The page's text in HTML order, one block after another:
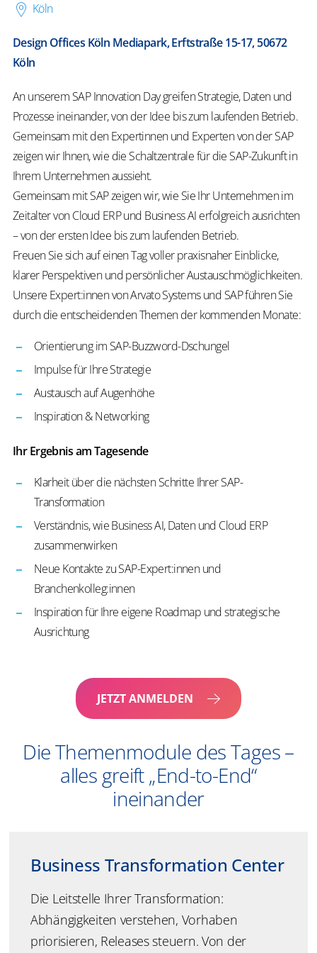
Köln
Design Offices Köln Mediapark, Erftstraße 15-17, 50672
Köln
An unserem SAP Innovation Day greifen Strategie, Daten und
Prozesse ineinander, von der Idee bis zum laufenden Betrieb.
Gemeinsam mit den Expertinnen und Experten von der SAP
zeigen wir Ihnen, wie die Schaltzentrale für die SAP-Zukunft in
Ihrem Unternehmen aussieht.
Gemeinsam mit SAP zeigen wir, wie Sie Ihr Unternehmen im
Zeitalter von Cloud ERP und Business AI erfolgreich ausrichten
– von der ersten Idee bis zum laufenden Betrieb.
Freuen Sie sich auf einen Tag voller praxisnaher Einblicke,
klarer Perspektiven und persönlicher Austauschmöglichkeiten.
Unsere Expert:innen von Arvato Systems und SAP führen Sie
durch die entscheidenden Themen der kommenden Monate:
Orientierung im SAP-Buzzword-Dschungel
Impulse für Ihre Strategie
Austausch auf Augenhöhe
Inspiration & Networking
Ihr Ergebnis am Tagesende
Klarheit über die nächsten Schritte Ihrer SAP-
Transformation
Verständnis, wie Business AI, Daten und Cloud ERP
zusammenwirken
Neue Kontakte zu SAP-Expert:innen und
Branchenkolleg:innen
Inspiration für Ihre eigene Roadmap und strategische
Ausrichtung
JETZT ANMELDEN
Die Themenmodule des Tages –
alles greift „End-to-End“
ineinander
Business Transformation Center
Die Leitstelle Ihrer Transformation:
Abhängigkeiten verstehen, Vorhaben
priorisieren, Releases steuern. Von der